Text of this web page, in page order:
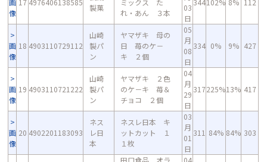
画
像
17 4976406138585
製菓
ミックス た
れ・あん ３本
03
日
344102% 8% 112
画
像
18 4903110729112
山崎
製パ
ン
ヤマザキ 母の
日 苺のケ－
キ ２個
05
月
08
日
334 0% 9% 427
画
像
19 4903110721222
山崎
製パ
ン
ヤマザキ ２色
のケ－キ 苺＆
チョコ ２個
04
月
29
日
317225%13% 417
画
像
20 4902201183093
ネス
レ日
本
ネスレ日本 キ
ットカット １
１枚
03
月
01
日
311 84% 84% 303
田口食品 オラ
04